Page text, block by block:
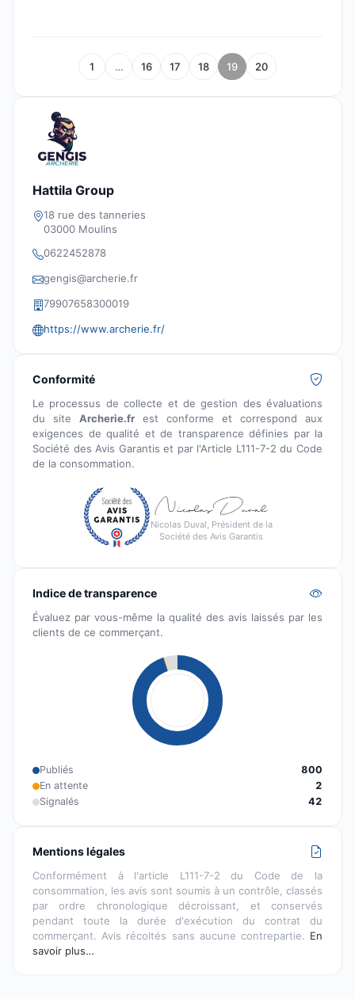
1 … 16 17 18 19 20
Hattila Group
18 rue des tanneries
03000 Moulins
0622452878
gengis@archerie.fr
79907658300019
https://www.archerie.fr/
Conformité
Le processus de collecte et de gestion des évaluations
du site Archerie.fr est conforme et correspond aux
exigences de qualité et de transparence définies par la
Société des Avis Garantis et par l'Article L111-7-2 du Code
de la consommation.
Nicolas Duval, Président de la
Société des Avis Garantis
Indice de transparence
Évaluez par vous-même la qualité des avis laissés par les
clients de ce commerçant.
Publiés
800
En attente
2
Signalés
42
Mentions légales
Conformément à l'article L111-7-2 du Code de la
consommation, les avis sont soumis à un contrôle, classés
par ordre chronologique décroissant, et conservés
pendant toute la durée d'exécution du contrat du
commerçant. Avis récoltés sans aucune contrepartie. En
savoir plus…